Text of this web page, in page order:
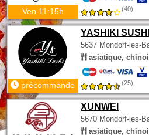
Ven 11:15h (40)
YASHIKI SUSHI
5637 Mondorf-les-
asiatique,
précommande (25)
XUNWEI
5670 Mondorf-les-
asiatique,